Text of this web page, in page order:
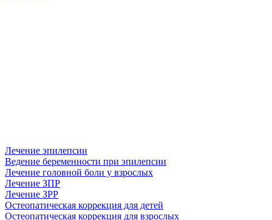
Лечение эпилепсии
Ведение беременности при эпилепсии
Лечение головной боли у взрослых
Лечение ЗПР
Лечение ЗРР
Остеопатическая коррекция для детей
Остеопатическая коррекция для взрослых